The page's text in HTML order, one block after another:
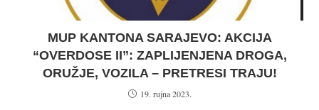
MUP KANTONA SARAJEVO: AKCIJA
“OVERDOSE II”: ZAPLIJENJENA DROGA,
ORUŽJE, VOZILA – PRETRESI TRAJU!
19. rujna 2023.